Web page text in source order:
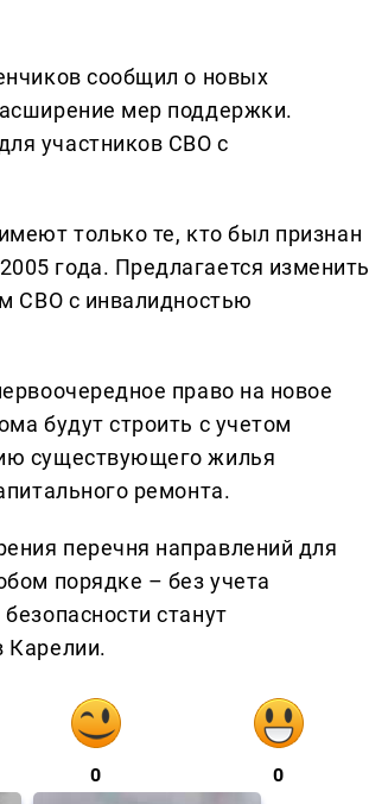
сообщил о новых
мер поддержки.
участников СВО с
только те, кто был признан
года. Предлагается изменить
СВО с инвалидностью
право на новое
будут строить с учетом
существующего жилья
ремонта.
перечня направлений для
порядке – без учета
станут
Карелии.
0 0